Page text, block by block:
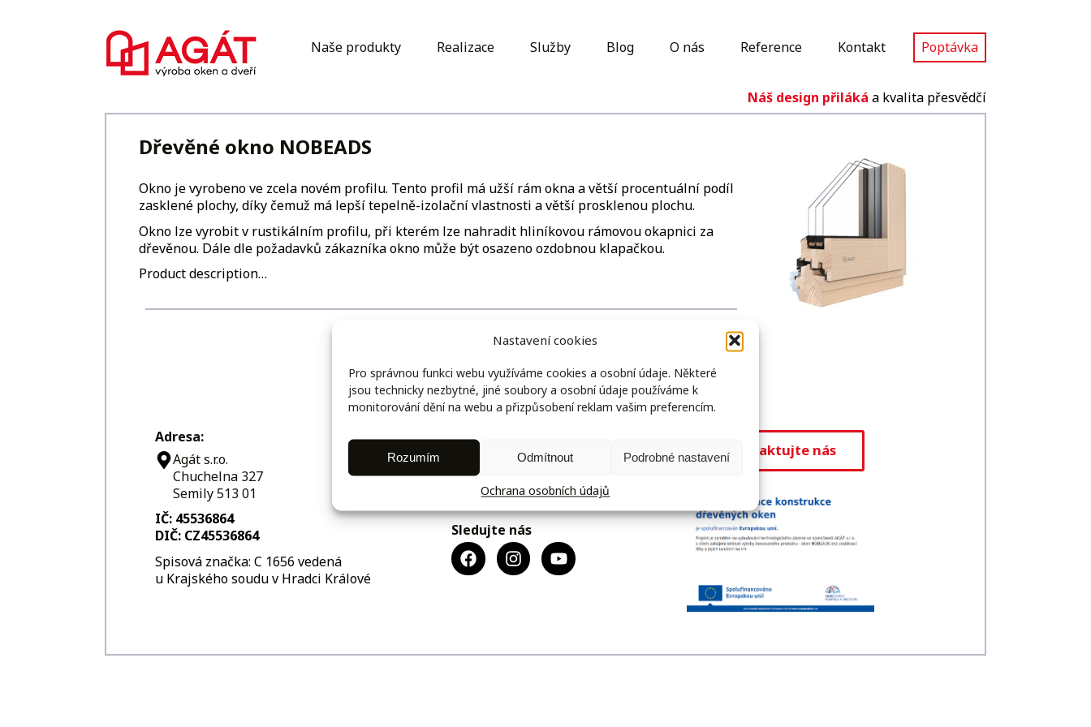
Nastavení cookies
Pro správnou funkci webu využíváme cookies a osobní údaje. Některé
jsou technicky nezbytné, jiné soubory a osobní údaje používáme k
monitorování dění na webu a přizpůsobení reklam vašim preferencím.
Rozumím Odmítnout Podrobné nastavení
Ochrana osobních údajů
Naše produkty Realizace Služby Blog O nás Reference Kontakt Poptávka
Náš design přiláká a kvalita přesvědčí
Dřevěné okno NOBEADS
Okno je vyrobeno ve zcela novém profilu. Tento profil má užší rám okna a větší procentuální podíl
zasklené plochy, díky čemuž má lepší tepelně-izolační vlastnosti a větší prosklenou plochu.
Okno lze vyrobit v rustikálním profilu, při kterém lze nahradit hliníkovou rámovou okapnici za
dřevěnou. Dále dle požadavků zákazníka okno může být osazeno ozdobnou klapačkou.
Product description…
Adresa:
Agát s.r.o.
Chuchelna 327
Semily 513 01
IČ: 45536864
DIČ: CZ45536864
Spisová značka: C 1656 vedená
u Krajského soudu v Hradci Králové
Email:
okna@agat.cz
Telefon:
Sledujte nás
Kontaktujte nás